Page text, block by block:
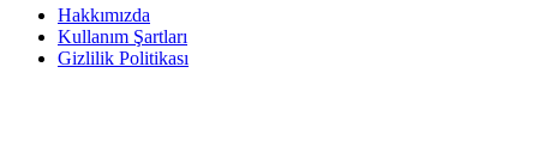
Hakkımızda
Kullanım Şartları
Gizlilik Politikası